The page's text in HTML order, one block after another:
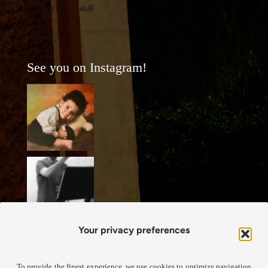
Your privacy preferences
Molt agraït 🙏🏼
See you on Instagram!